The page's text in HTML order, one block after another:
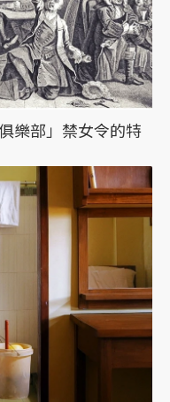
樂部」禁女令的特